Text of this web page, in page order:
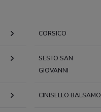
CORSICO
SESTO SAN
GIOVANNI
CINISELLO BALSAMO